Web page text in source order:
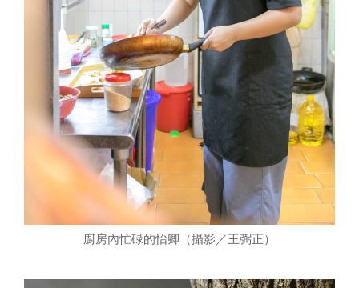
廚房內忙碌的怡卿（攝影／王弼正）